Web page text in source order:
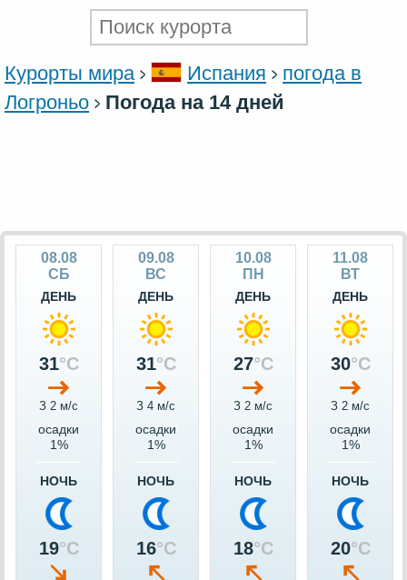
Курорты мира Испания
погода в
Логроньо
Погода на 14 дней
08.08
СБ
ДЕНЬ
31°C
З 2 м/c
осадки
1%
НОЧЬ
19°C
09.08
ВС
ДЕНЬ
31°C
З 4 м/c
осадки
1%
НОЧЬ
16°C
10.08
ПН
ДЕНЬ
27°C
З 2 м/c
осадки
1%
НОЧЬ
18°C
11.08
ВТ
ДЕНЬ
30°C
З 2 м/c
осадки
1%
НОЧЬ
20°C